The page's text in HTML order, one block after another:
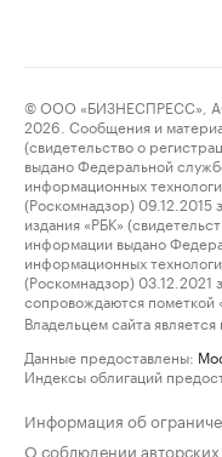
© ООО «БИЗНЕСПРЕСС»,
2026. Сообщения и
(свидетельство о
выдано Федеральной
информационных
(Роскомнадзор)
издания «РБК»
информации выдано
информационных
(Роскомнадзор)
сопровождаются пометкой
Владельцем сайта
Данные предоставлены:
Индексы облигаций
Информация об
О соблюдении авторских